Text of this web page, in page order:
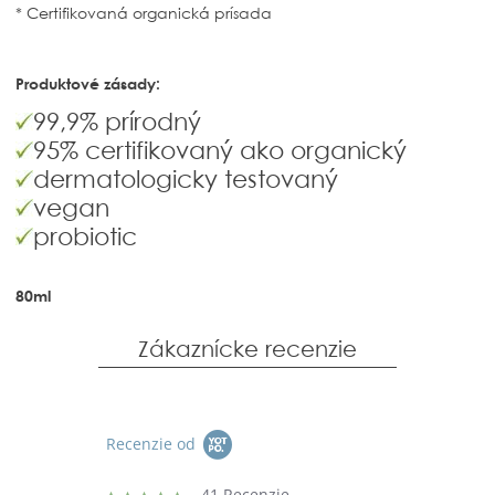
* Certifikovaná organická prísada
Produktové zásady:
99,9% prírodný
95% certifikovaný ako organický
dermatologicky testovaný
vegan
probiotic
80ml
Zákaznícke recenzie
Recenzie od